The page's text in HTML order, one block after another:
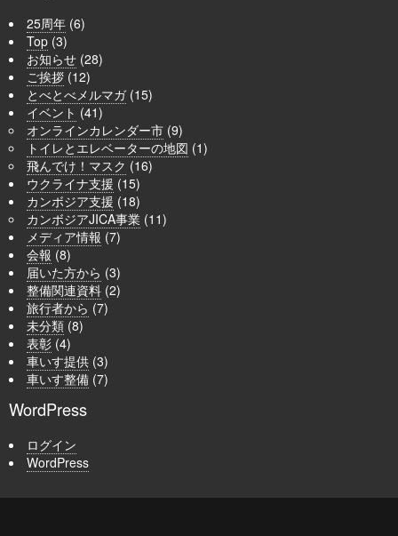
25周年 (6)
Top (3)
お知らせ (28)
ご挨拶 (12)
とべとべメルマガ(15)
イベント (41)
オンラインカレンダー市 (9)
トイレとエレベーターの地図 (1)
飛んでけ！マスク (16)
ウクライナ支援 (15)
カンボジア支援 (18)
カンボジアJICA事業 (11)
メディア情報 (7)
会報 (8)
届いた方から (3)
整備関連資料 (2)
旅行者から (7)
未分類 (8)
表彰 (4)
車いす提供 (3)
車いす整備 (7)
WordPress
ログイン
WordPress